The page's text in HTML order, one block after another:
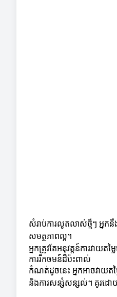
សំរាប់ការលូតលាស់ថ្មីៗ អ្នក
សមត្ថភាពល្អ។
អ្នកត្រូវតែអនុវត្តន៍ការវា
ការរីកចមន៍ដ៏ប៉ះពាល់
កំណត់ដូចនេះ អ្នកអាចវាយត
និងការសន្សំសន្សល់។ គូរដ